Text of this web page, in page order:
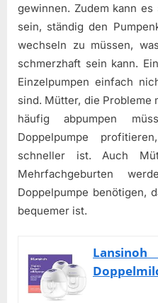
gewinnen. Zudem kann
sein, ständig den
wechseln zu müssen,
schmerzhaft sein kann.
Einzelpumpen einfach
sind. Mütter, die
häufig abpumpen
Doppelpumpe
schneller ist. Auch
Mehrfachgeburten
Doppelpumpe benötigen,
bequemer ist.